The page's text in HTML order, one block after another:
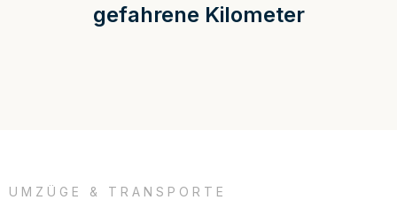
gefahrene Kilometer
UMZÜGE & TRANSPORTE